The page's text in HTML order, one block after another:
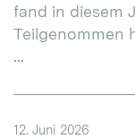
fand in diesem
Teilgenommen
...
12. Juni 2026